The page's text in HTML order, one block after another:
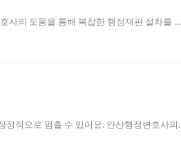
사의 도움을 통해 복잡한 행정재판 절차를 효
적으로 멈출 수 있어요. 안산행정변호사의